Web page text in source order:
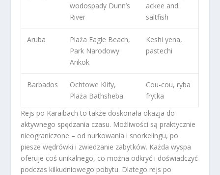
wodospady Dunn’s
River
ackee and
saltfish
Aruba
Plaża Eagle Beach,
Park Narodowy
Arikok
Keshi yena,
pastechi
Barbados
Ochtowe Klify,
Plaża Bathsheba
Cou-cou, ryba
frytka
Rejs po Karaibach to także doskonała okazja do
aktywnego spędzania czasu. Możliwości są praktycznie
nieograniczone – od nurkowania i snorkelingu, po
piesze wędrówki i zwiedzanie zabytków. Każda wyspa
oferuje coś unikalnego, co można odkryć i doświadczyć
podczas kilkudniowego pobytu. Dlatego rejs po